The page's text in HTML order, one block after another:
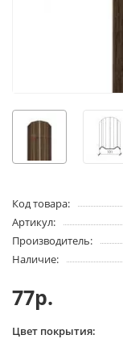
Код товара:
Артикул:
Производитель:
Наличие:
77р.
Цвет покрытия: